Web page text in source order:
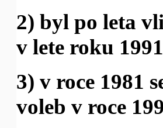
2) byl po leta
v lete roku 1991
3) v roce 1981
voleb v roce